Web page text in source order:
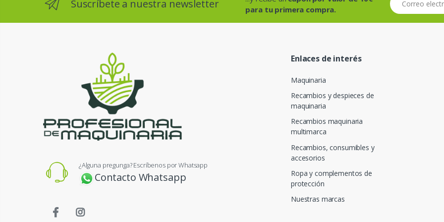
Suscríbete a nuestra newsletter
para tu primera compra.
¿Alguna pregunga? Escríbenos por Whatsapp
Contacto Whatsapp
Enlaces de interés
Maquinaria
Recambios y despieces de
maquinaria
Recambios maquinaria
multimarca
Recambios, consumibles y
accesorios
Ropa y complementos de
protección
Nuestras marcas